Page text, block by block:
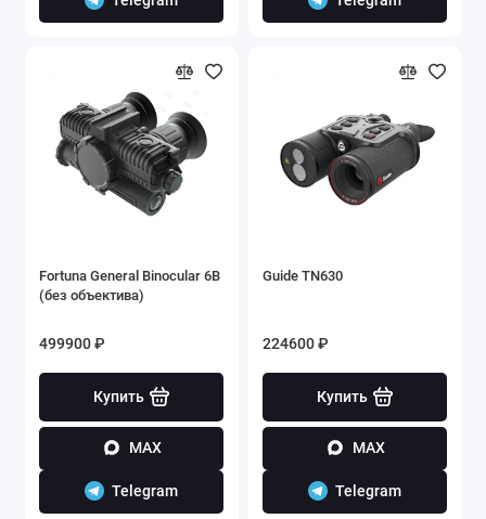
Fortuna General Binocular 6B
(без объектива)
499900 ₽
Купить
MAX
Telegram
Guide TN630
224600 ₽
Купить
MAX
Telegram